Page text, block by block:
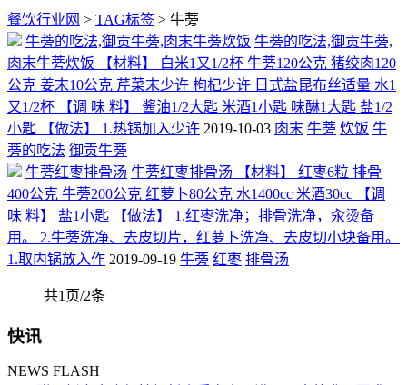
餐饮行业网 > TAG标签 > 牛蒡
牛蒡的吃法,御贡牛蒡,肉末牛蒡炊饭 牛蒡的吃法,御贡牛蒡,
肉末牛蒡炊饭 【材料】 白米1又1/2杯 牛蒡120公克 猪绞肉120
公克 姜末10公克 芹菜末少许 枸杞少许 日式盐昆布丝适量 水1
又1/2杯 【调 味 料】 酱油1/2大匙 米酒1小匙 味醂1大匙 盐1/2
小匙 【做法】 1.热锅加入少许 2019-10-03 肉末 牛蒡 炊饭 牛
蒡的吃法 御贡牛蒡
牛蒡红枣排骨汤 牛蒡红枣排骨汤 【材料】 红枣6粒 排骨
400公克 牛蒡200公克 红萝卜80公克 水1400cc 米酒30cc 【调
味 料】 盐1小匙 【做法】 1.红枣洗净；排骨洗净，汆烫备
用。 2.牛蒡洗净、去皮切片，红萝卜洗净、去皮切小块备用。
1.取内锅放入作 2019-09-19 牛蒡 红枣 排骨汤
共1页/2条
快讯
NEWS FLASH